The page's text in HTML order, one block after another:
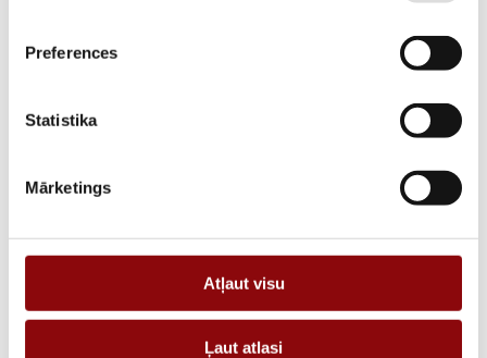
Preferences
Statistika
Mārketings
Atļaut visu
Ļaut atlasi
PIEVIENOT GROZAM
Informācija Tehniskā specifikācija
IZMĒRI 43.8x60x22.2 cm